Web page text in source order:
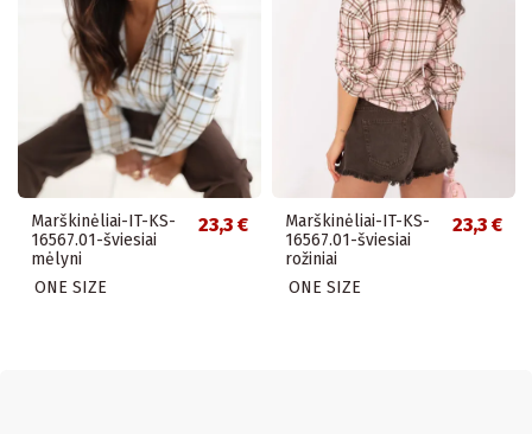
Marškinėliai-IT-KS-
16567.01-šviesiai
mėlyni
23,3 €
ONE SIZE
Marškinėliai-IT-KS-
16567.01-šviesiai
rožiniai
23,3 €
ONE SIZE